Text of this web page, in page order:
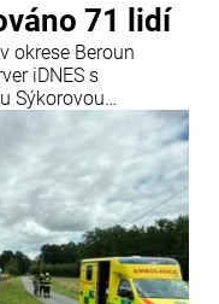
71 lidí
okrese Beroun
iDNES s
Sýkorovou